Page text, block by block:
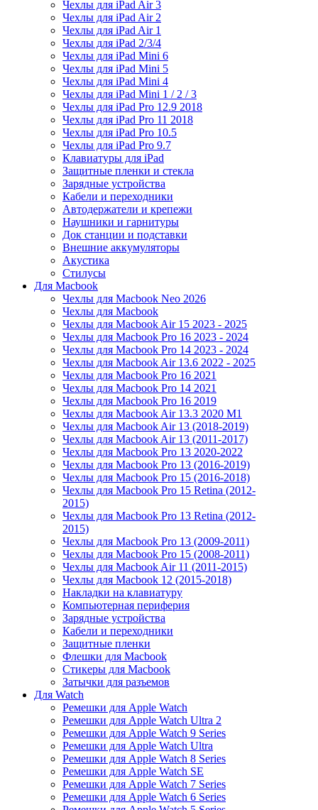
Чехлы для iPad Air 3
Чехлы для iPad Air 2
Чехлы для iPad Air 1
Чехлы для iPad 2/3/4
Чехлы для iPad Mini 6
Чехлы для iPad Mini 5
Чехлы для iPad Mini 4
Чехлы для iPad Mini 1 / 2 / 3
Чехлы для iPad Pro 12.9 2018
Чехлы для iPad Pro 11 2018
Чехлы для iPad Pro 10.5
Чехлы для iPad Pro 9.7
Клавиатуры для iPad
Защитные пленки и стекла
Зарядные устройства
Кабели и переходники
Автодержатели и крепежи
Наушники и гарнитуры
Док станции и подставки
Внешние аккумуляторы
Акустика
Стилусы
Для Macbook
Чехлы для Macbook Neo 2026
Чехлы для Macbook
Чехлы для Macbook Air 15 2023 - 2025
Чехлы для Macbook Pro 16 2023 - 2024
Чехлы для Macbook Pro 14 2023 - 2024
Чехлы для Macbook Air 13.6 2022 - 2025
Чехлы для Macbook Pro 16 2021
Чехлы для Macbook Pro 14 2021
Чехлы для Macbook Pro 16 2019
Чехлы для Macbook Air 13.3 2020 M1
Чехлы для Macbook Air 13 (2018-2019)
Чехлы для Macbook Air 13 (2011-2017)
Чехлы для Macbook Pro 13 2020-2022
Чехлы для Macbook Pro 13 (2016-2019)
Чехлы для Macbook Pro 15 (2016-2018)
Чехлы для Macbook Pro 15 Retina (2012-
2015)
Чехлы для Macbook Pro 13 Retina (2012-
2015)
Чехлы для Macbook Pro 13 (2009-2011)
Чехлы для Macbook Pro 15 (2008-2011)
Чехлы для Macbook Air 11 (2011-2015)
Чехлы для Macbook 12 (2015-2018)
Накладки на клавиатуру
Компьютерная периферия
Зарядные устройства
Кабели и переходники
Защитные пленки
Флешки для Macbook
Стикеры для Macbook
Затычки для разъемов
Для Watch
Ремешки для Apple Watch
Ремешки для Apple Watch Ultra 2
Ремешки для Apple Watch 9 Series
Ремешки для Apple Watch Ultra
Ремешки для Apple Watch 8 Series
Ремешки для Apple Watch SE
Ремешки для Apple Watch 7 Series
Ремешки для Apple Watch 6 Series